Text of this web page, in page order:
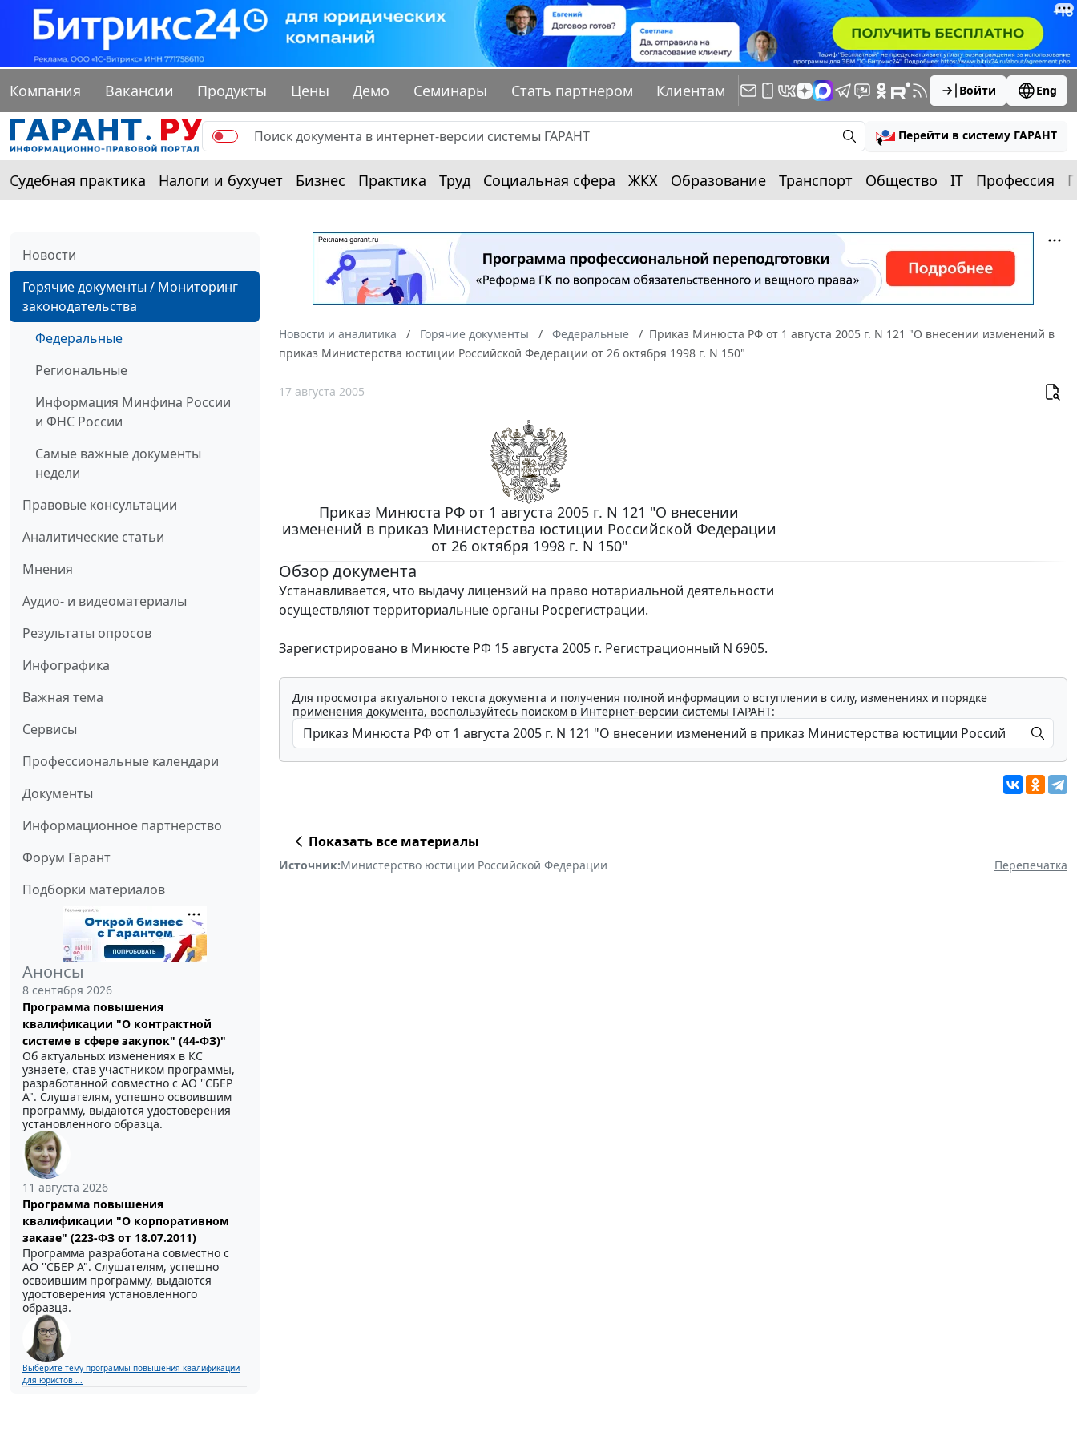
Компания Вакансии Продукты Цены Демо Семинары Стать партнером Клиентам Войти Eng
Перейти в систему ГАРАНТ
Судебная практика Налоги и бухучет Бизнес Практика Труд Социальная сфера ЖКХ Образование Транспорт Общество IT Профессия
Новости
Горячие документы / Мониторинг
законодательства
Федеральные
Региональные
Информация Минфина России
и ФНС России
Самые важные документы
недели
Правовые консультации
Аналитические статьи
Мнения
Аудио- и видеоматериалы
Результаты опросов
Инфографика
Важная тема
Сервисы
Профессиональные календари
Документы
Информационное партнерство
Форум Гарант
Подборки материалов
Анонсы
8 сентября 2026
Программа повышения
квалификации "О контрактной
системе в сфере закупок" (44-ФЗ)"
Об актуальных изменениях в КС
узнаете, став участником программы,
разработанной совместно с АО ''СБЕР
А". Слушателям, успешно освоившим
программу, выдаются удостоверения
установленного образца.
11 августа 2026
Программа повышения
квалификации "О корпоративном
заказе" (223-ФЗ от 18.07.2011)
Программа разработана совместно с
АО ''СБЕР А". Слушателям, успешно
освоившим программу, выдаются
удостоверения установленного
образца.
Выберите тему программы повышения квалификации
для юристов ...
Новости и аналитика Горячие документы Федеральные
Приказ Минюста РФ от 1 августа 2005 г. N 121 "О внесении изменений в
приказ Министерства юстиции Российской Федерации от 26 октября 1998 г. N 150"
17 августа 2005
Приказ Минюста РФ от 1 августа 2005 г. N 121 "О внесении
изменений в приказ Министерства юстиции Российской Федерации
от 26 октября 1998 г. N 150"
Обзор документа
Устанавливается, что выдачу лицензий на право нотариальной деятельности
осуществляют территориальные органы Росрегистрации.
Зарегистрировано в Минюсте РФ 15 августа 2005 г. Регистрационный N 6905.
Для просмотра актуального текста документа и получения полной информации о вступлении в силу, изменениях и порядке
применения документа, воспользуйтесь поиском в Интернет-версии системы ГАРАНТ:
Показать все материалы
Источник:Министерство юстиции Российской Федерации Перепечатка